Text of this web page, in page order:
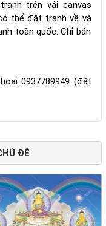
trên vải canvas
thể đặt tranh về và
toàn quốc. Chỉ bán
0937789949 (đặt
ĐỀ